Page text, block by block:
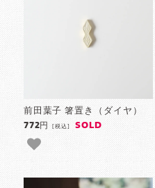
前田葉子 箸置き（ダイヤ）
772円[税込] SOLD